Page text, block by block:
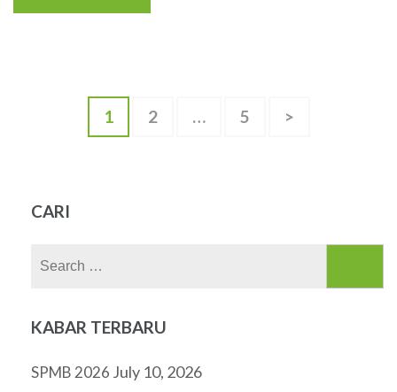
Page
1 Page
2 … Page
5 >
CARI
KABAR TERBARU
SPMB 2026 July 10, 2026